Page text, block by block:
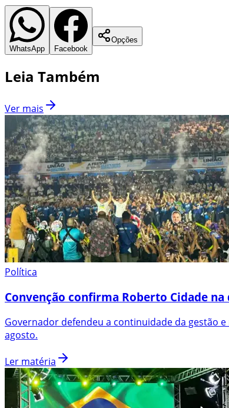
WhatsApp Facebook
Opções
Leia Também
Ver mais
Política
Convenção confirma Roberto Cidade
Governador defendeu a continuidade da gestão
agosto.
Ler matéria